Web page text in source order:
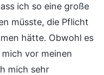
ich so eine große
müsste, die Pflicht
hätte. Obwohl es
vor meinen
mich sehr